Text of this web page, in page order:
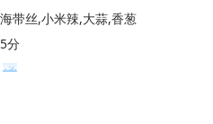
海带丝,小米辣,大蒜,香葱
5分